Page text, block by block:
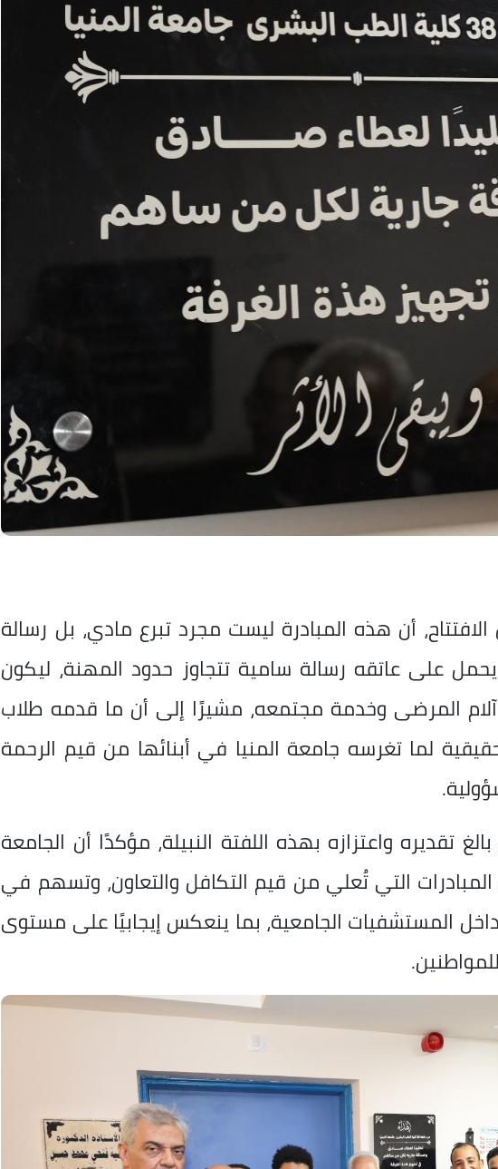
أن هذه المبادرة ليست مجرد تبرع مادي، بل رسالة
على عاتقه رسالة سامية تتجاوز حدود المهنة، ليكون
المرضى وخدمة مجتمعه، مشيرًا إلى أن ما قدمه طلاب
لما تغرسه جامعة المنيا في أبنائها من قيم الرحمة
تقديره واعتزازه بهذه اللفتة النبيلة، مؤكدًا أن الجامعة
التي تُعلي من قيم التكافل والتعاون، وتسهم في
المستشفيات الجامعية، بما ينعكس إيجابيًا على مستوى